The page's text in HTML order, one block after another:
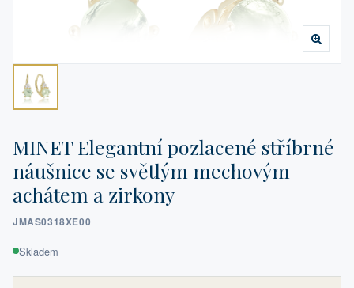
MINET Elegantní pozlacené stříbrné
náušnice se světlým mechovým
achátem a zirkony
JMAS0318XE00
Skladem